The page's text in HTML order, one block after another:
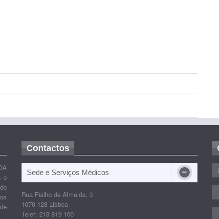
o
Contactos
Sede e Serviços Médicos
Rua Fialho de Almeida, 3
1070-128 Lisboa
Telef: 213 819 100